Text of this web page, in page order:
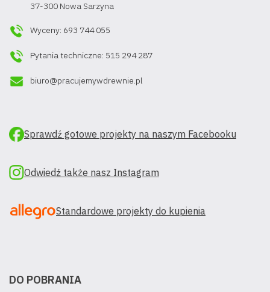
37-300 Nowa Sarzyna
Wyceny: 693 744 055
Pytania techniczne: 515 294 287
biuro@pracujemywdrewnie.pl
Sprawdź gotowe projekty na naszym Facebooku
Odwiedź także nasz Instagram
Standardowe projekty do kupienia
DO POBRANIA